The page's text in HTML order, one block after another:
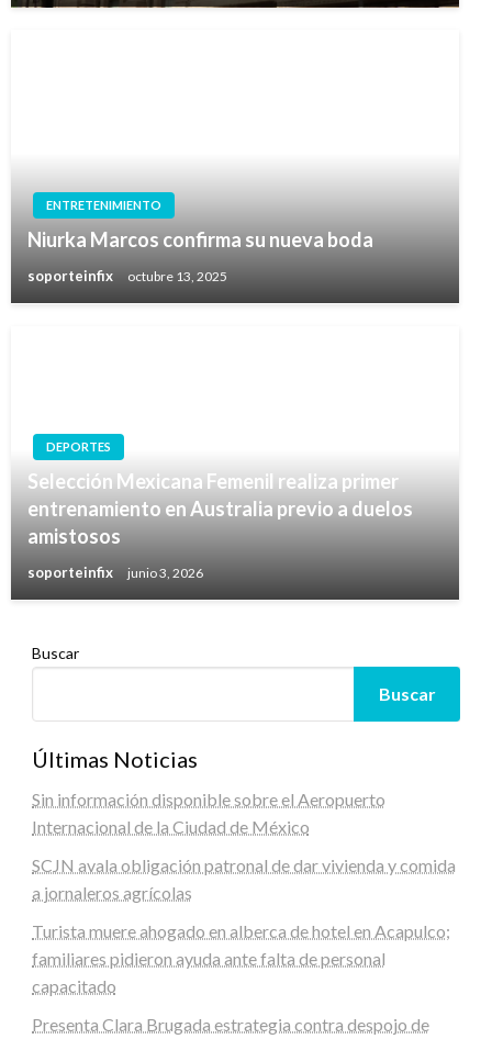
ENTRETENIMIENTO
Niurka Marcos confirma su nueva boda
soporteinfix octubre 13, 2025
DEPORTES
Selección Mexicana Femenil realiza primer
entrenamiento en Australia previo a duelos
amistosos
soporteinfix junio 3, 2026
Buscar
Buscar
Últimas Noticias
Sin información disponible sobre el Aeropuerto
Internacional de la Ciudad de México
SCJN avala obligación patronal de dar vivienda y comida
a jornaleros agrícolas
Turista muere ahogado en alberca de hotel en Acapulco;
familiares pidieron ayuda ante falta de personal
capacitado
Presenta Clara Brugada estrategia contra despojo de